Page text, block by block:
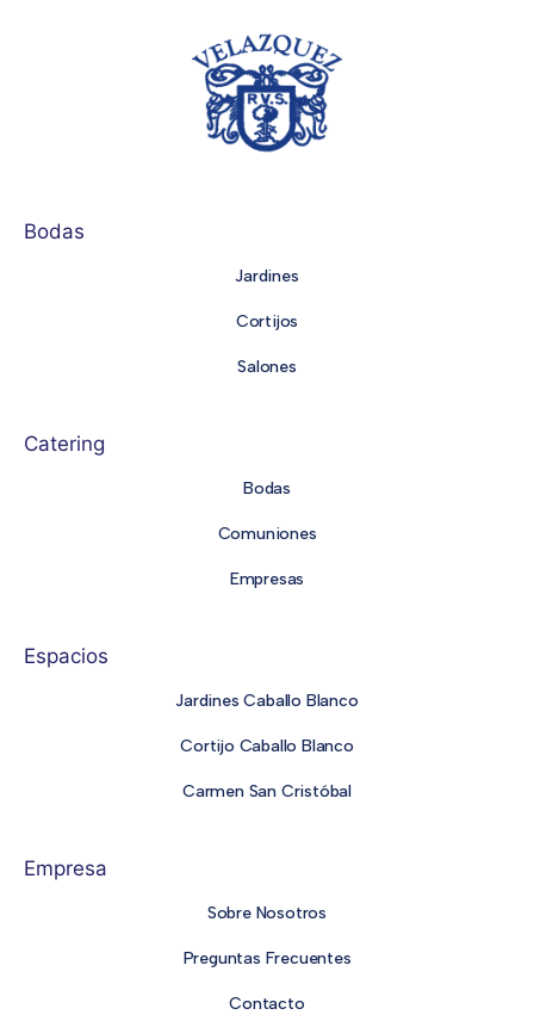
Bodas
Jardines
Cortijos
Salones
Catering
Bodas
Comuniones
Empresas
Espacios
Jardines Caballo Blanco
Cortijo Caballo Blanco
Carmen San Cristóbal
Empresa
Sobre Nosotros
Preguntas Frecuentes
Contacto